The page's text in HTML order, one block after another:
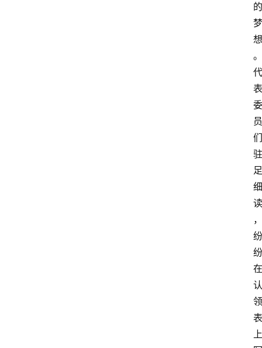
的
梦
想
。
代
表
委
员
们
驻
足
细
读
，
纷
纷
在
认
领
表
上